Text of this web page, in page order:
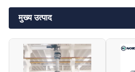
मुख्य उत्पाद